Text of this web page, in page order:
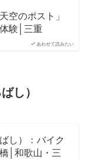
あわせて読みたい
空のポスト」
験│三重
し）
し）：バイク
│和歌山・三